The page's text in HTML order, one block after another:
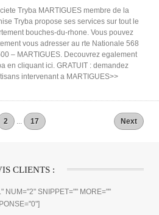
Tryba MARTIGUES membre de la
Tryba propose ses services sur tout le
bouches-du-rhone. Vous pouvez
vous adresser au rte Nationale 568
– MARTIGUES. Decouvrez egalement
en cliquant ici. GRATUIT : demandez
intervenant a MARTIGUES>>
2 ... 17 Next
CLIENTS :
NUM="2" SNIPPET="" MORE=""